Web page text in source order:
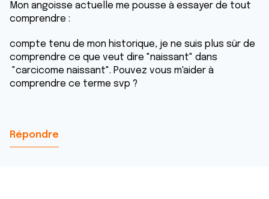
Mon angoisse actuelle me pousse à essayer de tout
comprendre :
compte tenu de mon historique, je ne suis plus sûr de
comprendre ce que veut dire "naissant" dans
"carcicome naissant". Pouvez vous m'aider à
comprendre ce terme svp ?
Répondre